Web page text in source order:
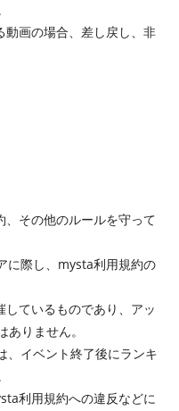
画の場合、差し戻し、非
その他のルールを守って
に際し、mysta利用規約の
ているものであり、アッ
りません。
、イベント終了後にランキ
利用規約への違反などに